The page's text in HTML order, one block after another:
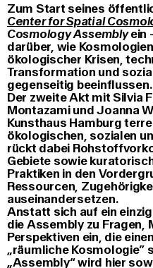
Zum Start seines
Center for Spatial
Cosmology Assemblyein
darüber, wie
ökologischer Krisen,
Transformation und
gegenseitig beeinflussen.
Der zweite Akt mit Silvia
Montazami und Joanna
Kunsthaus Hamburg
ökologischen, sozialen
rückt dabei
Gebiete sowie
Praktiken in den
Ressourcen,
auseinandersetzen.
Anstatt sich auf ein
die Assembly zu Fragen,
Perspektiven ein, die
„räumliche Kosmologie”
„Assembly“ wird hier